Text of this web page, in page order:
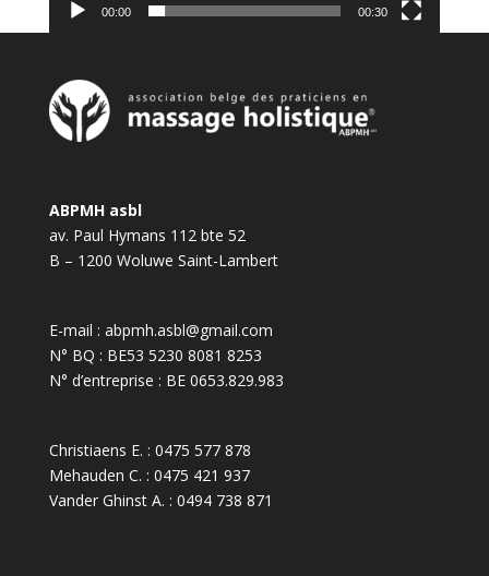
00:00 00:30
ABPMH asbl
av. Paul Hymans 112 bte 52
B – 1200 Woluwe Saint-Lambert
E-mail : abpmh.asbl@gmail.com
N° BQ : BE53 5230 8081 8253
N° d’entreprise : BE 0653.829.983
Christiaens E. : 0475 577 878
Mehauden C. : 0475 421 937
Vander Ghinst A. : 0494 738 871